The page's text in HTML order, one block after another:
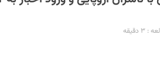
دقیقه